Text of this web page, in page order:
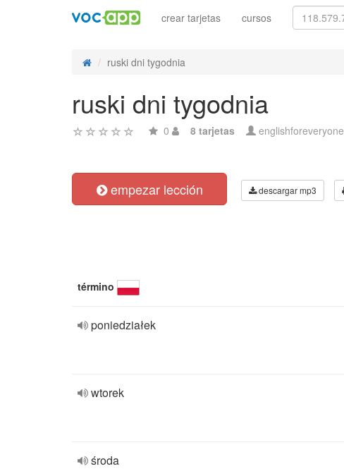
crear tarjetas cursos
ruski dni tygodnia
ruski dni tygodnia
0 8 tarjetas englishforeveryone
empezar lección descargar mp3
término
poniedziałek
wtorek
środa